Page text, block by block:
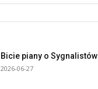
Bicie piany o Sygnalistów
2026-06-27